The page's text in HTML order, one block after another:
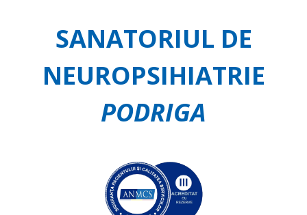
SANATORIUL DE
NEUROPSIHIATRIE
PODRIGA